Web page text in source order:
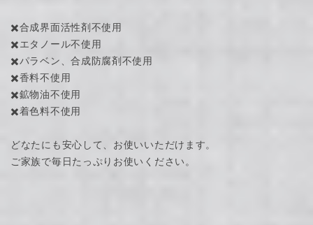
✖️合成界面活性剤不使用
✖️エタノール不使用
✖️パラベン、合成防腐剤不使用
✖️香料不使用
✖️鉱物油不使用
✖️着色料不使用
どなたにも安心して、お使いいただけます。
ご家族で毎日たっぷりお使いください。